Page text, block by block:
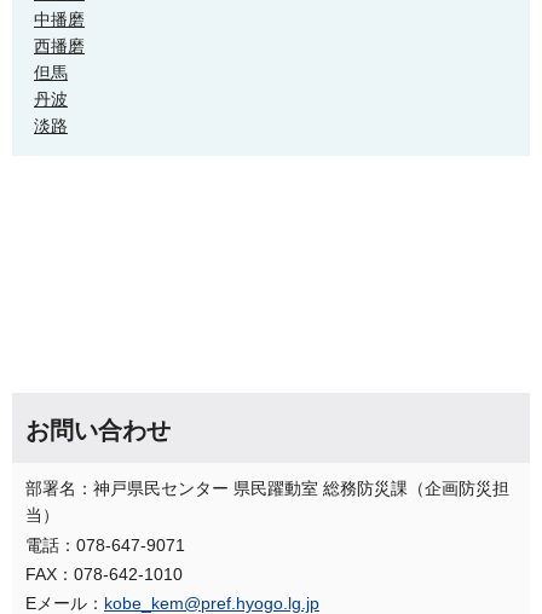
中播磨
西播磨
但馬
丹波
淡路
お問い合わせ
部署名：神戸県民センター 県民躍動室 総務防災課（企画防災担
当）
電話：078-647-9071
FAX：078-642-1010
Eメール： kobe_kem@pref.hyogo.lg.jp